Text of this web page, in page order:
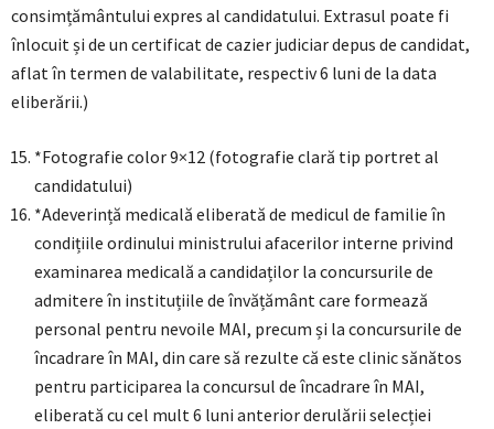
consimțământului expres al candidatului. Extrasul poate fi
înlocuit și de un certificat de cazier judiciar depus de candidat,
aflat în termen de valabilitate, respectiv 6 luni de la data
eliberării.)
*Fotografie color 9×12 (fotografie clară tip portret al
candidatului)
*Adeverință medicală eliberată de medicul de familie în
condițiile ordinului ministrului afacerilor interne privind
examinarea medicală a candidaților la concursurile de
admitere în instituțiile de învățământ care formează
personal pentru nevoile MAI, precum și la concursurile de
încadrare în MAI, din care să rezulte că este clinic sănătos
pentru participarea la concursul de încadrare în MAI,
eliberată cu cel mult 6 luni anterior derulării selecției